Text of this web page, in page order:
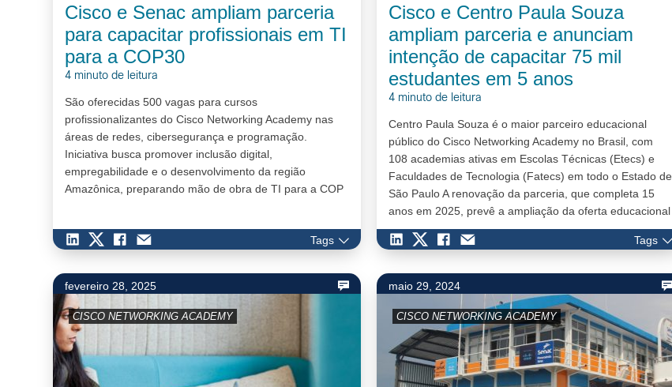
Cisco e Senac ampliam parceria
para capacitar profissionais em TI
para a COP30
4 minuto de leitura
São oferecidas 500 vagas para cursos
profissionalizantes do Cisco Networking Academy nas
áreas de redes, cibersegurança e programação.
Iniciativa busca promover inclusão digital,
empregabilidade e o desenvolvimento da região
Amazônica, preparando mão de obra de TI para a COP
Tags
Cisco e Centro Paula Souza
ampliam parceria e anunciam
intenção de capacitar 75 mil
estudantes em 5 anos
4 minuto de leitura
Centro Paula Souza é o maior parceiro educacional
público do Cisco Networking Academy no Brasil, com
108 academias ativas em Escolas Técnicas (Etecs) e
Faculdades de Tecnologia (Fatecs) em todo o Estado de
São Paulo A renovação da parceria, que completa 15
anos em 2025, prevê a ampliação da oferta educacional
do programa para alunos e docentes da rede A inco…
Tags
fevereiro 28, 2025
CISCO NETWORKING ACADEMY
maio 29, 2024
CISCO NETWORKING ACADEMY